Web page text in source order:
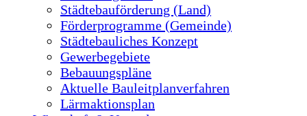
Städtebauförderung (Land)
Förderprogramme (Gemeinde)
Städtebauliches Konzept
Gewerbegebiete
Bebauungspläne
Aktuelle Bauleitplanverfahren
Lärmaktionsplan